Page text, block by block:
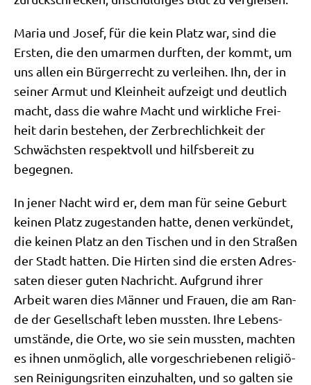
Maria und Josef, für die kein Platz war, sind die
Ersten, die den umar­men durf­ten, der kommt, um
uns allen ein Bür­ger­recht zu ver­lei­hen. Ihn, der in
sei­ner Armut und Klein­heit auf­zeigt und deut­lich
macht, dass die wah­re Macht und wirk­li­che Frei­
heit dar­in bestehen, der Zer­brech­lich­keit der
Schwäch­sten respekt­voll und hilfs­be­reit zu
begegnen.
In jener Nacht wird er, dem man für sei­ne Geburt
kei­nen Platz zuge­stan­den hat­te, denen ver­kün­det,
die kei­nen Platz an den Tischen und in den Stra­ßen
der Stadt hat­ten. Die Hir­ten sind die ersten Adres­
sa­ten die­ser guten Nach­richt. Auf­grund ihrer
Arbeit waren dies Män­ner und Frau­en, die am Ran­
de der Gesell­schaft leben muss­ten. Ihre Lebens­
um­stän­de, die Orte, wo sie sein muss­ten, mach­ten
es ihnen unmög­lich, alle vor­ge­schrie­be­nen reli­giö­
sen Rei­ni­gungs­ri­ten ein­zu­hal­ten, und so gal­ten sie